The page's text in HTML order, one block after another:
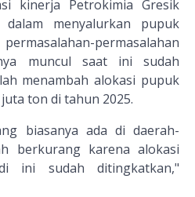
kinerja Petrokimia Gresik
menyalurkan pupuk
permasalahan
muncul saat ini sudah
menambah alokasi pupuk
ton di tahun 2025.
biasanya ada di daerah-
berkurang karena alokasi
ini sudah ditingkatkan,"